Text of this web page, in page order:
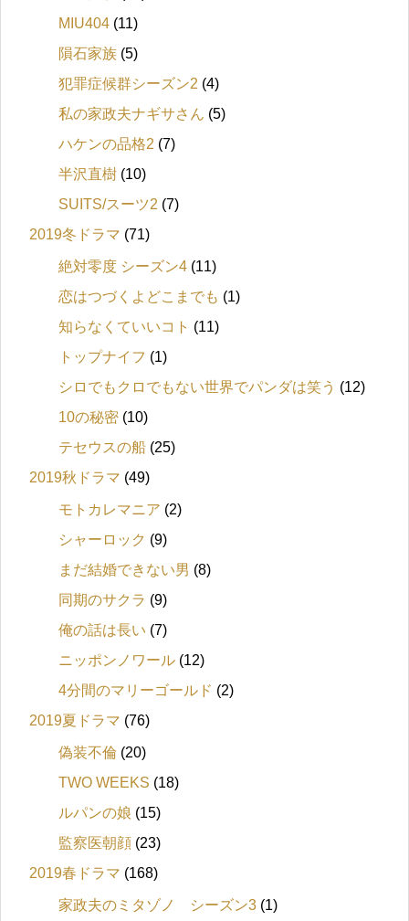
MIU404 (11)
隕石家族 (5)
犯罪症候群シーズン2 (4)
私の家政夫ナギサさん (5)
ハケンの品格2 (7)
半沢直樹 (10)
SUITS/スーツ2 (7)
2019冬ドラマ (71)
絶対零度 シーズン4 (11)
恋はつづくよどこまでも (1)
知らなくていいコト (11)
トップナイフ (1)
シロでもクロでもない世界でパンダは笑う (12)
10の秘密 (10)
テセウスの船 (25)
2019秋ドラマ (49)
モトカレマニア (2)
シャーロック (9)
まだ結婚できない男 (8)
同期のサクラ (9)
俺の話は長い (7)
ニッポンノワール (12)
4分間のマリーゴールド (2)
2019夏ドラマ (76)
偽装不倫 (20)
TWO WEEKS (18)
ルパンの娘 (15)
監察医朝顔 (23)
2019春ドラマ (168)
家政夫のミタゾノ シーズン3 (1)